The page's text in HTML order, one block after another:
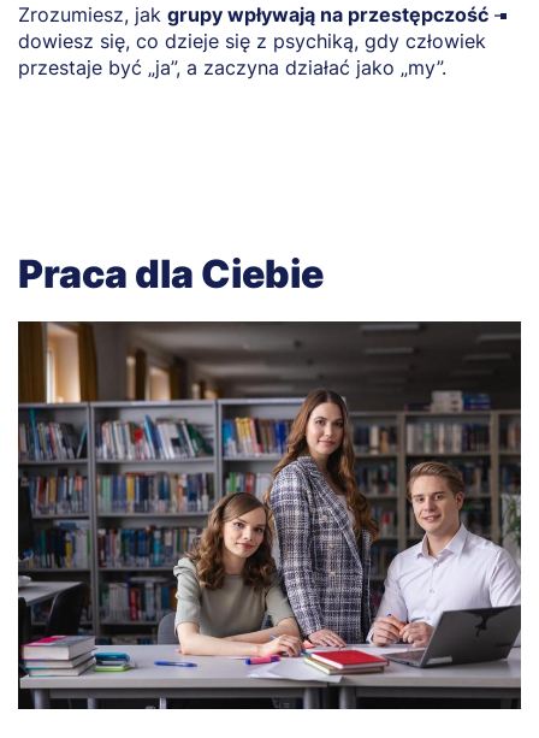
Zrozumiesz, jak grupy wpływają na przestępczość –
dowiesz się, co dzieje się z psychiką, gdy człowiek
przestaje być „ja”, a zaczyna działać jako „my”.
Praca dla Ciebie